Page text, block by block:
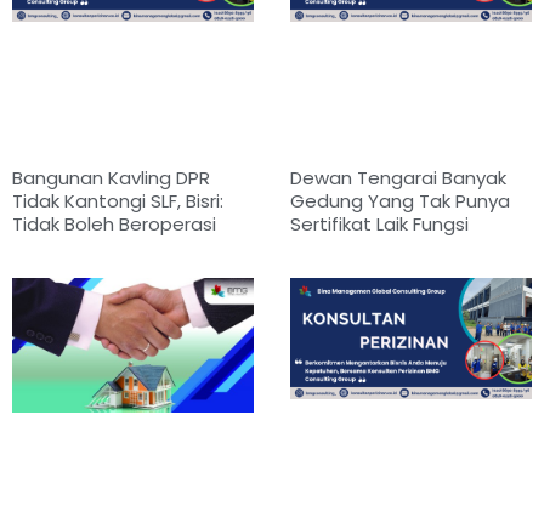
Bangunan Kavling DPR
Tidak Kantongi SLF, Bisri:
Tidak Boleh Beroperasi
Dewan Tengarai Banyak
Gedung Yang Tak Punya
Sertifikat Laik Fungsi